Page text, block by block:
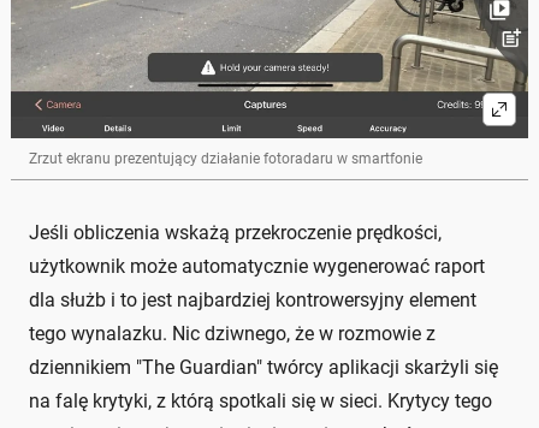
Zrzut ekranu prezentujący działanie fotoradaru w smartfonie
Jeśli obliczenia wskażą przekroczenie prędkości,
użytkownik może automatycznie wygenerować raport
dla służb i to jest najbardziej kontrowersyjny element
tego wynalazku. Nic dziwnego, że w rozmowie z
dziennikiem "The Guardian" twórcy aplikacji skarżyli się
na falę krytyki, z którą spotkali się w sieci. Krytycy tego